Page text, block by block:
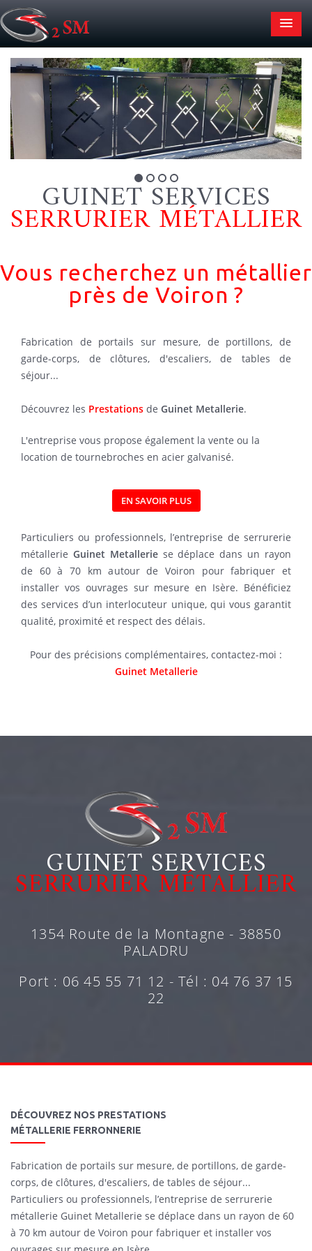
GUINET SERVICES
SERRURIER MÉTALLIER
Vous recherchez un métallier
près de Voiron ?
Fabrication de portails sur mesure, de portillons, de
garde-corps, de clôtures, d'escaliers, de tables de
séjour...
Découvrez les Prestations de Guinet Metallerie.
L'entreprise vous propose également la vente ou la
location de tournebroches en acier galvanisé.
EN SAVOIR PLUS
Particuliers ou professionnels, l’entreprise de serrurerie
métallerie Guinet Metalleriese déplace dans un rayon
de 60 à 70 km autour de Voiron pour fabriquer et
installer vos ouvrages sur mesure en Isère. Bénéficiez
des services d’un interlocuteur unique, qui vous garantit
qualité, proximité et respect des délais.
Pour des précisions complémentaires, contactez-moi :
Guinet Metallerie
GUINET SERVICES
SERRURIER MÉTALLIER
1354 Route de la Montagne - 38850
PALADRU
Port : 06 45 55 71 12 - Tél : 04 76 37 15
22
DÉCOUVREZ NOS PRESTATIONS
MÉTALLERIE FERRONNERIE
Fabrication de portails sur mesure, de portillons, de garde-
corps, de clôtures, d'escaliers, de tables de séjour...
Particuliers ou professionnels, l’entreprise de serrurerie
métallerie Guinet Metallerie se déplace dans un rayon de 60
à 70 km autour de Voiron pour fabriquer et installer vos